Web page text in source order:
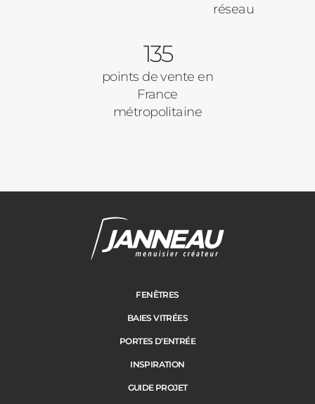
réseau
135
points de vente en
France
métropolitaine
FENÊTRES
BAIES VITRÉES
PORTES D’ENTRÉE
INSPIRATION
GUIDE PROJET